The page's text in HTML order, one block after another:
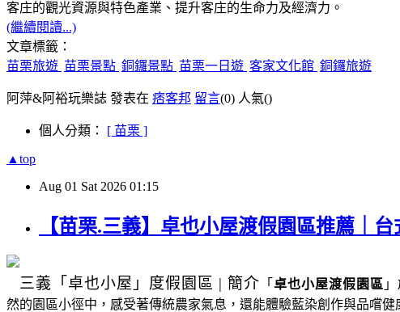
客庄的觀光資源與特色產業、提升客庄的生命力及經濟力。
(繼續閱讀...)
文章標籤：
苗栗旅遊 苗栗景點 銅鑼景點 苗栗一日遊 客家文化館 銅鑼旅遊
阿萍&阿裕玩樂誌 發表在 痞客邦 留言(0) 人氣()
個人分類： [ 苗栗 ]
▲top
Aug 01 Sat 2026 01:15
【苗栗.三義】卓也小屋渡假園區推薦｜
三義 「卓也小屋」度假園區 | 簡介 「 卓也小屋渡假園區 」
然的園區小徑中，感受著傳統農家氣息，還能體驗藍染創作與品嚐健